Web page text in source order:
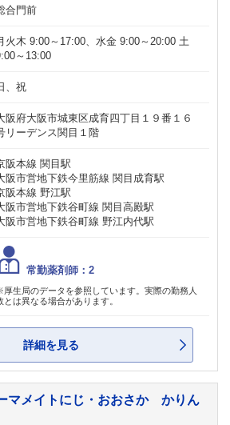
合門前
火木 9:00～17:00、水金 9:00～20:00 土
～13:00
、祝
阪府大阪市城東区成育四丁目１９番１６
リーデンス関目１階
阪本線 関目駅
阪市営地下鉄今里筋線 関目成育駅
阪本線 野江駅
阪市営地下鉄谷町線 関目高殿駅
阪市営地下鉄谷町線 野江内代駅
常勤薬剤師：2
生局のデータを参照しています。実際の勤務人
とは異なる場合があります。
詳細を見る
マメイトにじ・おおさか かりん